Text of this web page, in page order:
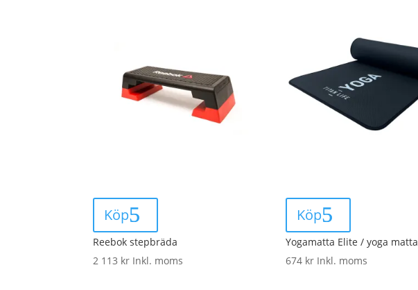
Köp
Reebok stepbräda
2 113 kr Inkl. moms
Köp
Yogamatta Elite / yoga matta
674 kr Inkl. moms